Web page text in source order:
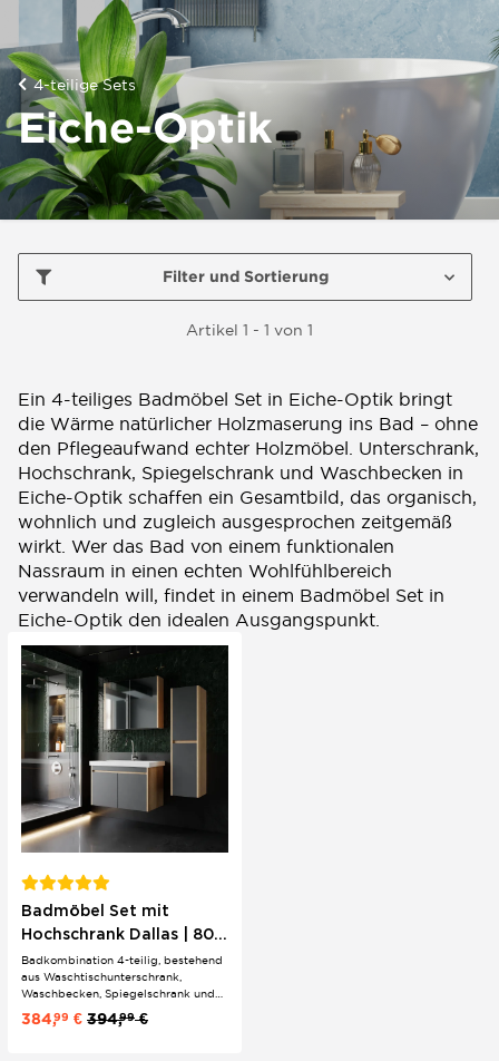
4-teilige Sets
Eiche-Optik
Filter und Sortierung
Artikel 1 - 1 von 1
Ein 4-teiliges Badmöbel Set in Eiche-Optik bringt
die Wärme natürlicher Holzmaserung ins Bad – ohne
den Pflegeaufwand echter Holzmöbel. Unterschrank,
Hochschrank, Spiegelschrank und Waschbecken in
Eiche-Optik schaffen ein Gesamtbild, das organisch,
wohnlich und zugleich ausgesprochen zeitgemäß
wirkt. Wer das Bad von einem funktionalen
Nassraum in einen echten Wohlfühlbereich
verwandeln will, findet in einem Badmöbel Set in
Eiche-Optik den idealen Ausgangspunkt.
Badmöbel Set mit
Hochschrank Dallas | 80
cm | Eichenholz &
Anthrazit
Badkombination 4-teilig, bestehend
aus Waschtischunterschrank,
Waschbecken, Spiegelschrank und
anmutendes Badezimmermöbel-Set.
384,99 € 394,99€